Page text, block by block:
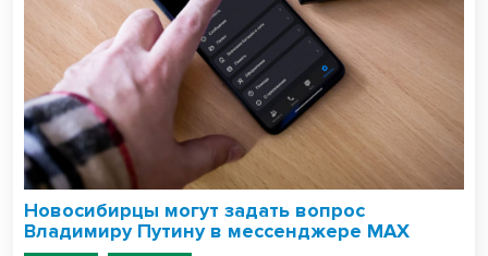
Новосибирцы могут задать вопрос
Владимиру Путину в мессенджере МАХ